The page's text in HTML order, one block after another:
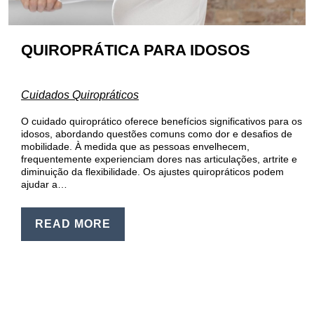
QUIROPRÁTICA PARA IDOSOS
Cuidados Quiropráticos
O cuidado quiroprático oferece benefícios significativos para os
idosos, abordando questões comuns como dor e desafios de
mobilidade. À medida que as pessoas envelhecem,
frequentemente experienciam dores nas articulações, artrite e
diminuição da flexibilidade. Os ajustes quiropráticos podem
ajudar a…
READ MORE